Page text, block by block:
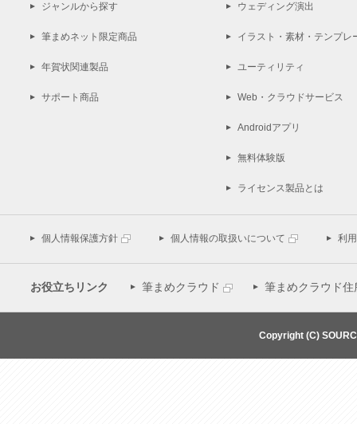
ジャンルから探す
筆まめネット限定商品
年賀状関連製品
サポート商品
ウェディング演出
イラスト・素材・テンプレ
ユーティリティ
Web・クラウドサービス
Androidアプリ
無料体験版
ライセンス製品とは
個人情報保護方針 個人情報の取扱いについて 利
お役立ちリンク 筆まめクラウド 筆まめクラウド住
Copyright (C)